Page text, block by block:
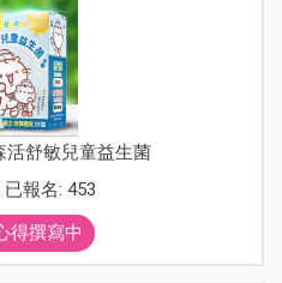
活舒敏兒童益生菌
報名: 453
得撰寫中